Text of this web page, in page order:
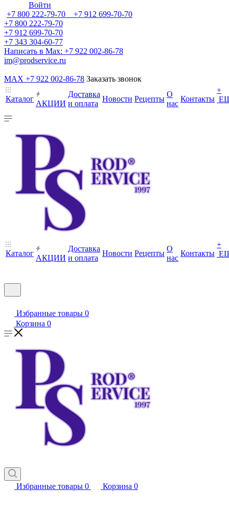
Войти
+7 800 222-79-70 +7 912 699-70-70
+7 800 222-79-70
+7 912 699-70-70
+7 343 304-60-77
Написать в Max: +7 922 002-86-78
im@prodservice.ru
MAX +7 922 002-86-78 Заказать звонок
Каталог
АКЦИИ
Доставка
и оплата
Новости Рецепты
О
нас
Контакты
+
Каталог
АКЦИИ
Доставка
и оплата
Новости Рецепты
О
нас
Контакты
+
Избранные товары 0
Корзина 0
Избранные товары 0 Корзина 0